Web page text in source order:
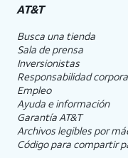
AT&T
Busca una tienda
Sala de prensa
Inversionistas
Responsabilidad
Empleo
Ayuda e información
Garantía AT&T
Archivos legibles por
Código para compartir